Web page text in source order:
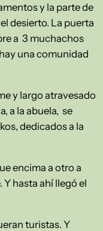
y la parte de
desierto. La puerta
a 3 muchachos
una comunidad
y largo atravesado
a la abuela, se
dedicados a la
encima a otro a
Y hasta ahí llegó el
turistas. Y